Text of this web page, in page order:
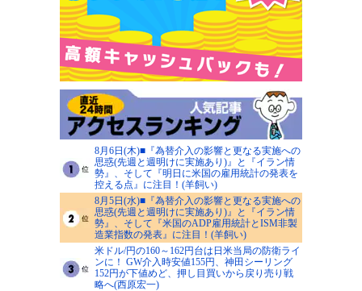
8月6日(木)■『為替介入の影響と更なる実施への
思惑(先週と週明けに実施あり)』と『イラン情
勢』、そして『明日に米国の雇用統計の発表を
控える点』に注目！(羊飼い)
8月5日(水)■『為替介入の影響と更なる実施への
思惑(先週と週明けに実施あり)』と『イラン情
勢』、そして『米国のADP雇用統計とISM非製
造業指数の発表』に注目！(羊飼い)
米ドル/円の160～162円台は日米当局の防衛ライ
ンに！ GW介入時安値155円、神田シーリング
152円が下値めど、押し目買いから戻り売り戦
略へ(西原宏一)